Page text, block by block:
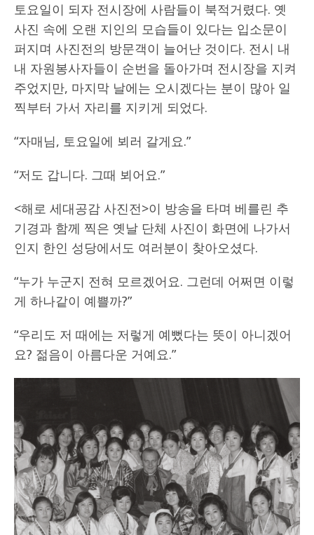
토요일이 되자 전시장에 사람들이 북적거렸다. 옛
사진 속에 오랜 지인의 모습들이 있다는 입소문이
퍼지며 사진전의 방문객이 늘어난 것이다. 전시 내
내 자원봉사자들이 순번을 돌아가며 전시장을 지켜
주었지만, 마지막 날에는 오시겠다는 분이 많아 일
찍부터 가서 자리를 지키게 되었다.
“자매님, 토요일에 뵈러 갈게요.”
“저도 갑니다. 그때 뵈어요.”
<해로 세대공감 사진전>이 방송을 타며 베를린 추
기경과 함께 찍은 옛날 단체 사진이 화면에 나가서
인지 한인 성당에서도 여러분이 찾아오셨다.
“누가 누군지 전혀 모르겠어요. 그런데 어쩌면 이렇
게 하나같이 예쁠까?”
“우리도 저 때에는 저렇게 예뻤다는 뜻이 아니겠어
요? 젊음이 아름다운 거예요.”